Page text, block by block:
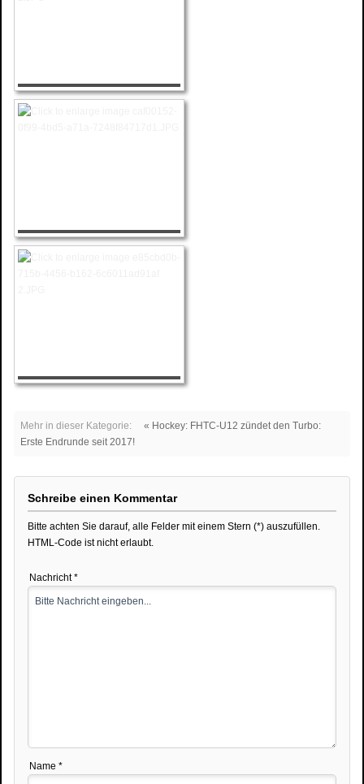
Mehr in dieser Kategorie:
« Hockey: FHTC-U12 zündet den Turbo:
Erste Endrunde seit 2017!
Schreibe einen Kommentar
Bitte achten Sie darauf, alle Felder mit einem Stern (*) auszufüllen.
HTML-Code ist nicht erlaubt.
Nachricht *
Name *